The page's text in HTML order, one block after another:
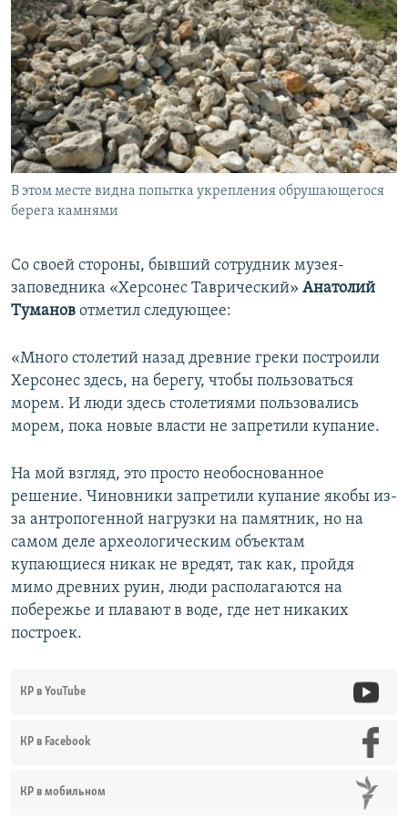
В этом месте видна попытка укрепления обрушающегося
берега камнями
Со своей стороны, бывший сотрудник музея-
заповедника «Херсонес Таврический» Анатолий
Туманов отметил следующее:
«Много столетий назад древние греки построили
Херсонес здесь, на берегу, чтобы пользоваться
морем. И люди здесь столетиями пользовались
морем, пока новые власти не запретили купание.
На мой взгляд, это просто необоснованное
решение. Чиновники запретили купание якобы из-
за антропогенной нагрузки на памятник, но на
самом деле археологическим объектам
купающиеся никак не вредят, так как, пройдя
мимо древних руин, люди располагаются на
побережье и плавают в воде, где нет никаких
построек.
КР в YouTube
КР в Facebook
КР в мобильном